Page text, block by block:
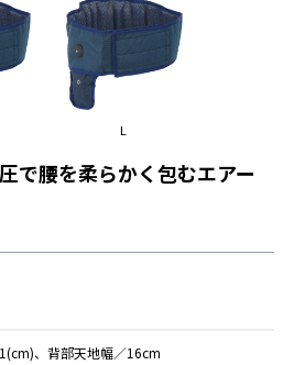
L
で腰を柔らかく包むエアー
、背部天地幅／16cm